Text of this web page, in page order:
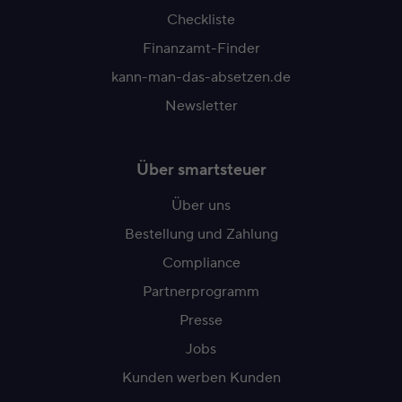
Checkliste
Finanzamt-Finder
kann-man-das-absetzen.de
Newsletter
Über smartsteuer
Über uns
Bestellung und Zahlung
Compliance
Partnerprogramm
Presse
Jobs
Kunden werben Kunden